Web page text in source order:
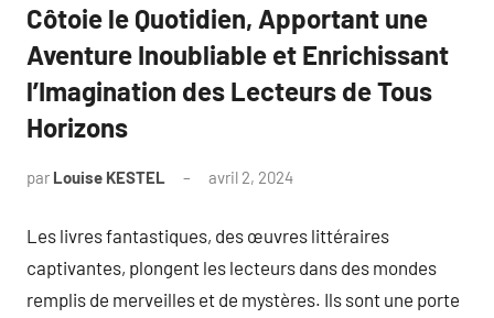
Côtoie le Quotidien, Apportant une
Aventure Inoubliable et Enrichissant
l’Imagination des Lecteurs de Tous
Horizons
par Louise KESTEL avril 2, 2024
Les livres fantastiques, des œuvres littéraires
captivantes, plongent les lecteurs dans des mondes
remplis de merveilles et de mystères. Ils sont une porte